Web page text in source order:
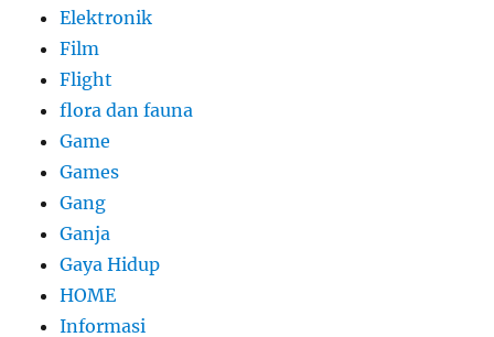
Elektronik
Film
Flight
flora dan fauna
Game
Games
Gang
Ganja
Gaya Hidup
HOME
Informasi